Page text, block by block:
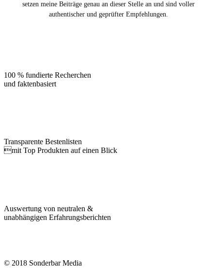
setzen meine Beiträge genau an dieser Stelle an und sind voller
authentischer und geprüfter Empfehlungen.
100 % fundierte Recherchen
und faktenbasiert
Transparente Bestenlisten
mit Top Produkten auf einen Blick
Auswertung von neutralen &
unabhängigen Erfahrungsberichten
© 2018 Sonderbar Media